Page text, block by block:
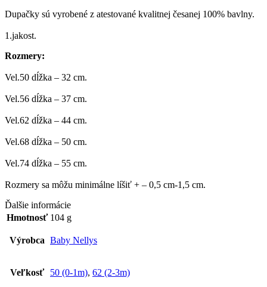
Dupačky sú vyrobené z atestované kvalitnej česanej 100% bavlny.
1.jakost.
Rozmery:
Vel.50 dĺžka – 32 cm.
Vel.56 dĺžka – 37 cm.
Vel.62 dĺžka – 44 cm.
Vel.68 dĺžka – 50 cm.
Vel.74 dĺžka – 55 cm.
Rozmery sa môžu minimálne líšiť + – 0,5 cm-1,5 cm.
Ďalšie informácie
Hmotnosť 104 g
Výrobca Baby Nellys
Veľkosť 50 (0-1m), 62 (2-3m)